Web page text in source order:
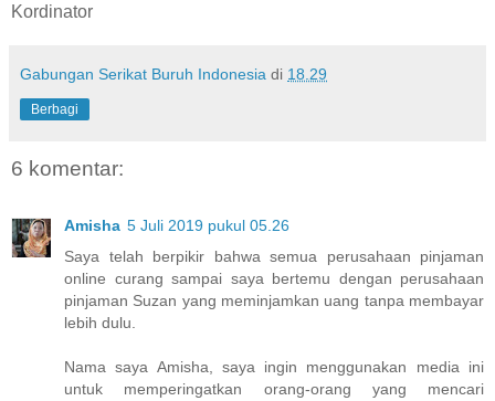
Kordinator
Gabungan Serikat Buruh Indonesia di 18.29
Berbagi
6 komentar:
Amisha 5 Juli 2019 pukul 05.26
Saya telah berpikir bahwa semua perusahaan pinjaman
online curang sampai saya bertemu dengan perusahaan
pinjaman Suzan yang meminjamkan uang tanpa membayar
lebih dulu.
Nama saya Amisha, saya ingin menggunakan media ini
untuk memperingatkan orang-orang yang mencari